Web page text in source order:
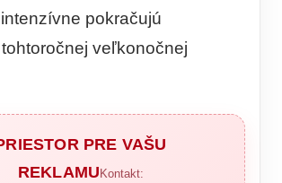
intenzívne pokračujú
veľkonočnej
PRE VAŠU
REKLAMU Kontakt: